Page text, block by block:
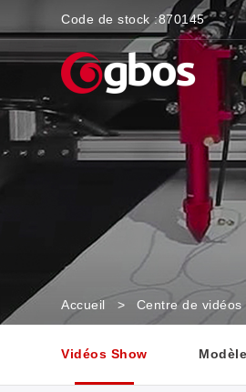
Code de stock :870145
Accueil > Centre de vidéos
Vidéos Show